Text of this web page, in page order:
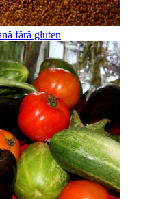
fără gluten